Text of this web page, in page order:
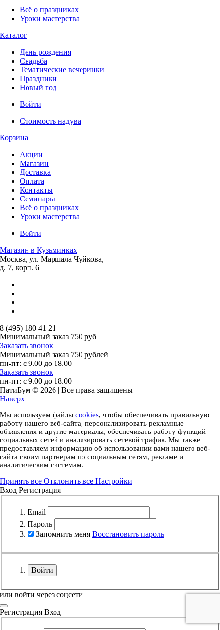
Всё о праздниках
Уроки мастерства
Каталог
День рождения
Свадьба
Тематические вечеринки
Праздники
Новый год
Войти
Стоимость надува
Корзина
Акции
Магазин
Доставка
Оплата
Контакты
Семинары
Всё о праздниках
Уроки мастерства
Войти
Магазин в Кузьминках
Москва, ул. Маршала Чуйкова,
д. 7, корп. 6
8 (495) 180 41 21
Минимальный заказ 750 руб
Заказать звонок
Минимальный заказ 750 рублей
пн-пт: с 9.00 до 18.00
Заказать звонок
пн-пт: с 9.00 до 18.00
ПатиБум © 2026 | Все права защищены
Наверх
Мы используем файлы cookies, чтобы обеспечивать правильную
работу нашего веб-сайта, персонализировать рекламные
объявления и другие материалы, обеспечивать работу функций
социальных сетей и анализировать сетевой трафик. Мы также
предоставляем информацию об использовании вами нашего веб-
сайта своим партнерам по социальным сетям, рекламе и
аналитическим системам.
Принять все Отклонить все Настройки
Вход Регистрация
Email
Пароль
Запомнить меня Восстановить пароль
Войти
или войти через соцсети
Регистрация Вход